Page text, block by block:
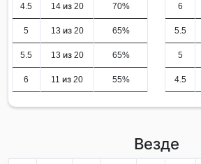
4.5 14 из 20 70%
5 13 из 20 65%
5.5 13 из 20 65%
6 11 из 20 55%
6
5.5
5
4.5
Везде